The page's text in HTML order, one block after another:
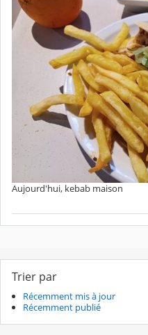
Aujourd'hui, kebab maison
Trier par
Récemment mis à jour
Récemment publié